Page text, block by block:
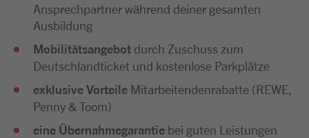
Ansprechpartner während deiner gesamten
Ausbildung
Mobilitätsangebot durch Zuschuss zum
Deutschlandticket und kostenlose Parkplätze
exklusive Vorteile Mitarbeitendenrabatte (REWE,
Penny & Toom)
eine Übernahmegarantie bei guten Leistungen